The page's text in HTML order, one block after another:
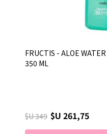
FRUCTIS - ALOE
350 ML
$U 349 $U 261,75